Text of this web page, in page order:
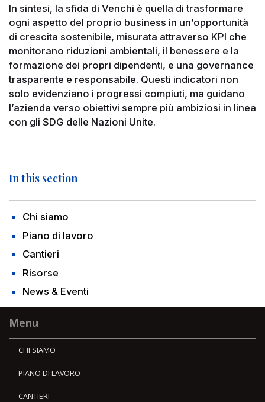
In this section
Chi siamo
Piano di lavoro
Cantieri
Risorse
News & Eventi
In sintesi, la sfida di Venchi è quella di trasformare
ogni aspetto del proprio business in un’opportunità
di crescita sostenibile, misurata attraverso KPI che
monitorano riduzioni ambientali, il benessere e la
formazione dei propri dipendenti, e una governance
trasparente e responsabile. Questi indicatori non
solo evidenziano i progressi compiuti, ma guidano
l’azienda verso obiettivi sempre più ambiziosi in linea
con gli SDG delle Nazioni Unite.
Menu
CHI SIAMO
PIANO DI LAVORO
CANTIERI